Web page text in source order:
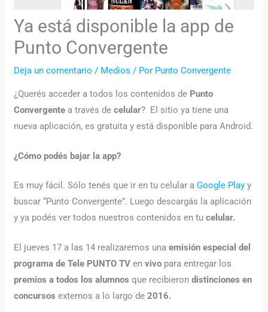
Ya está disponible la app de
Punto Convergente
Deja un comentario / Medios / Por Punto Convergente
¿Querés acceder a todos los contenidos de Punto
Convergente a través decelular? El sitio ya tiene una
nueva aplicación, es gratuita y está disponible para Android.
¿Cómo podés bajar la app?
Es muy fácil. Sólo tenés que ir en tu celular aGoogle Play y
buscar “Punto Convergente”. Luego descargás la aplicación
y ya podés ver todos nuestros contenidos en tu celular.
El jueves 17 a las 14 realizaremos unaemisión especial del
programa de Tele PUNTO TV envivo para entregar los
premios a todos los alumnosque recibieron distinciones en
concursosexternos a lo largo de 2016.